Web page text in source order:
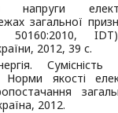
напруги
загальної
50160:2010,
2012, 39 с.
Сумісність
Норми якості
2012.